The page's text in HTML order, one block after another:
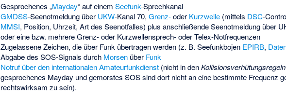
Gesprochenes „Mayday“ auf einem Seefunk-Sprechkanal
GMDSS-Seenotmeldung über UKW-Kanal 70, Grenz-oder Kurzwelle (mittels DSC-
MMSI, Position, Uhrzeit, Art des Seenotfalles) plus anschließende Seenotmeldung über
oder eine bzw. mehrere Grenz- oder Kurzwellensprech- oder Telex-Notfrequenzen
Zugelassene Zeichen, die über Funk übertragen werden (z. B. Seefunkbojen EPIRB,
Abgabe des SOS-Signals durch Morsen über Funk
Notruf über den internationalen Amateurfunkdienst (nicht in denKollisionsverhütungsregeln
gesprochenes Mayday und gemorstes SOS sind dort nicht an eine bestimmte Frequenz
rechtswirksam zu sein).